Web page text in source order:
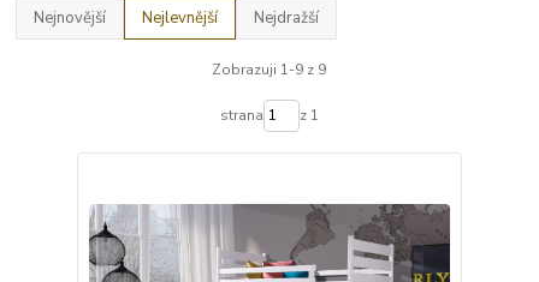
Nejnovější Nejlevnější Nejdražší
Zobrazuji 1-9 z 9
strana z 1